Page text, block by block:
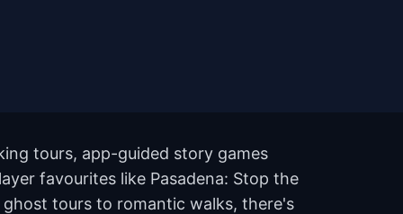
tours, app-guided story games
favourites like Pasadena: Stop the
ghost tours to romantic walks, there's